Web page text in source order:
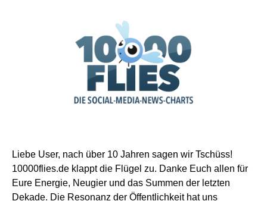
Liebe User, nach über 10 Jahren sagen wir Tschüss!
10000flies.de klappt die Flügel zu. Danke Euch allen für
Eure Energie, Neugier und das Summen der letzten
Dekade. Die Resonanz der Öffentlichkeit hat uns